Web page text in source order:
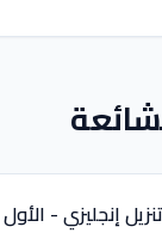
إنجليزي - الأول